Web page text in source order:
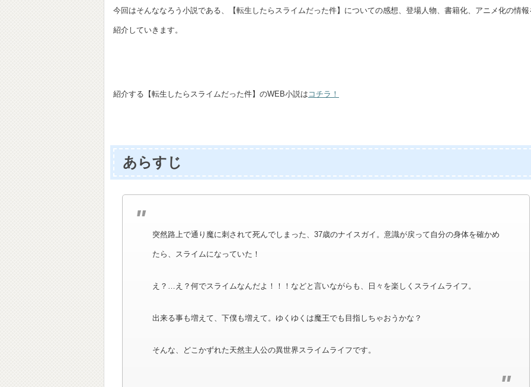
今回はそんななろう小説である、【転生したらスライムだった件】についての感想、登場人物、書籍化、アニメ化の情報
紹介していきます。
紹介する【転生したらスライムだった件】のWEB小説は コチラ！
あらすじ
突然路上で通り魔に刺されて死んでしまった、37歳のナイスガイ。意識が戻って自分の身体を確かめ
たら、スライムになっていた！
え？…え？何でスライムなんだよ！！！などと言いながらも、日々を楽しくスライムライフ。
出来る事も増えて、下僕も増えて。ゆくゆくは魔王でも目指しちゃおうかな？
そんな、どこかずれた天然主人公の異世界スライムライフです。